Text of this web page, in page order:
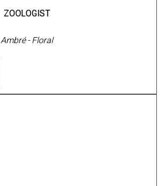
ZOOLOGIST
Ambré - Floral